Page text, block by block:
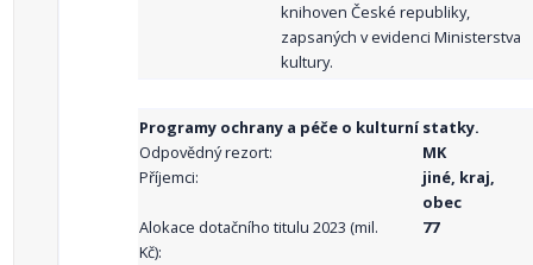
knihoven České republiky,
zapsaných v evidenci Ministerstva
kultury.
Programy ochrany a péče o kulturní statky.
Odpovědný rezort:
MK
Příjemci:
jiné, kraj,
obec
Alokace dotačního titulu 2023 (mil.
Kč):
77